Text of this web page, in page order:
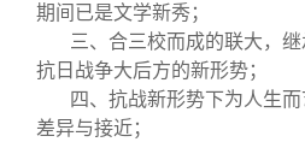
期间已是文学新秀；
三、合三校而成的联大，
抗日战争大后方的新形势；
四、抗战新形势下为人生
差异与接近；